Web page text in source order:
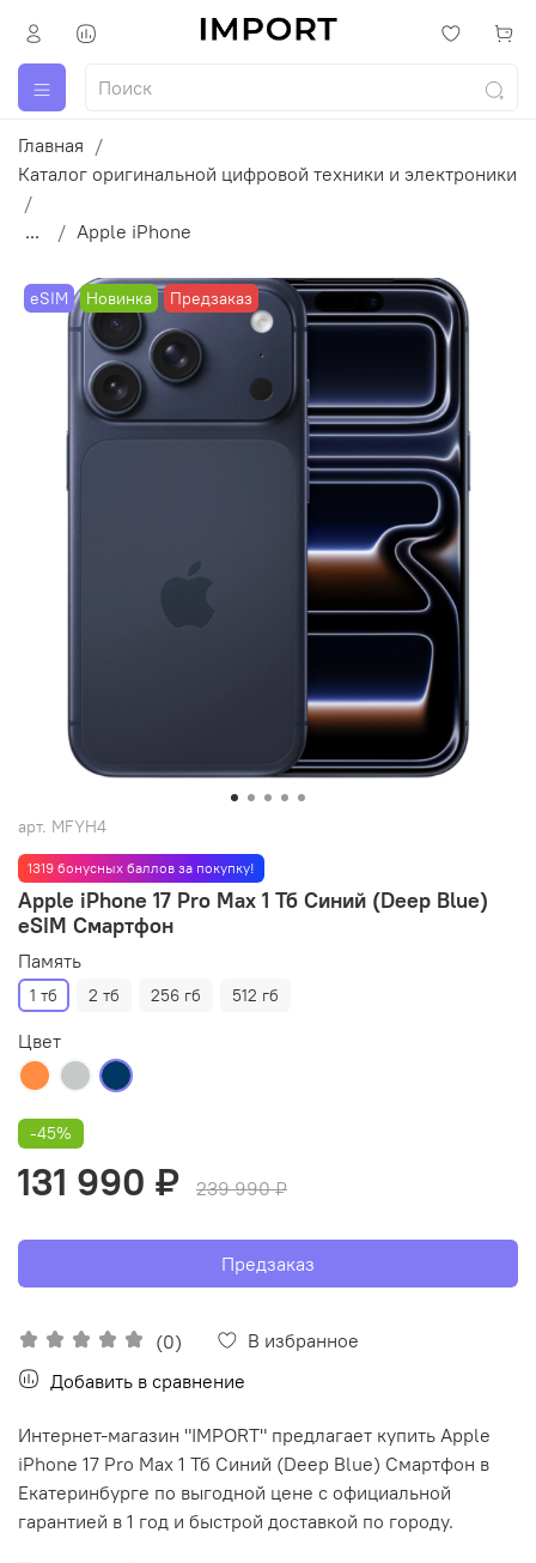
Главная
Каталог оригинальной цифровой техники и электроники
... Apple iPhone
eSIM Новинка Предзаказ
арт. MFYH4
1319 бонусных баллов за покупку!
Apple iPhone 17 Pro Max 1 Тб Синий (Deep Blue)
eSIM Смартфон
Память
1 тб 2 тб 256 гб 512 гб
Цвет
(0)
В избранное
Добавить в сравнение
-45%
131 990 ₽ 239 990 ₽
Предзаказ
Интернет-магазин "IMPORT" предлагает купить Apple
iPhone 17 Pro Max 1 Тб Синий (Deep Blue) Смартфон в
Екатеринбурге по выгодной цене с официальной
гарантией в 1 год и быстрой доставкой по городу.